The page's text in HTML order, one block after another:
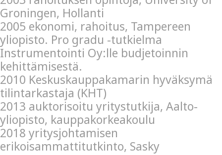
Groningen, Hollanti
2005 ekonomi, rahoitus, Tampereen
yliopisto. Pro gradu -tutkielma
Instrumentointi Oy:lle budjetoinnin
kehittämisestä.
2010 Keskuskauppakamarin hyväksymä
tilintarkastaja (KHT)
2013 auktorisoitu yritystutkija, Aalto-
yliopisto, kauppakorkeakoulu
2018 yritysjohtamisen
erikoisammattitutkinto, Sasky